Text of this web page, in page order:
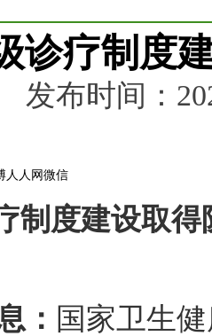
诊疗制度
发布时间：
人人网 微信
制度建设取得
： 国家卫生